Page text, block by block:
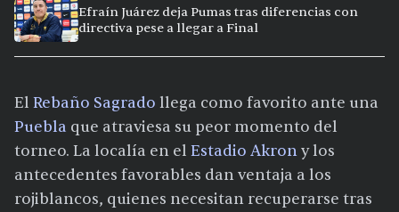
Efraín Juárez deja Pumas tras diferencias con
directiva pese a llegar a Final
El Rebaño Sagrado llega como favorito ante una
Puebla que atraviesa su peor momento del
torneo. La localía en el Estadio Akrony los
antecedentes favorables dan ventaja a los
rojiblancos, quienes necesitan recuperarse tras